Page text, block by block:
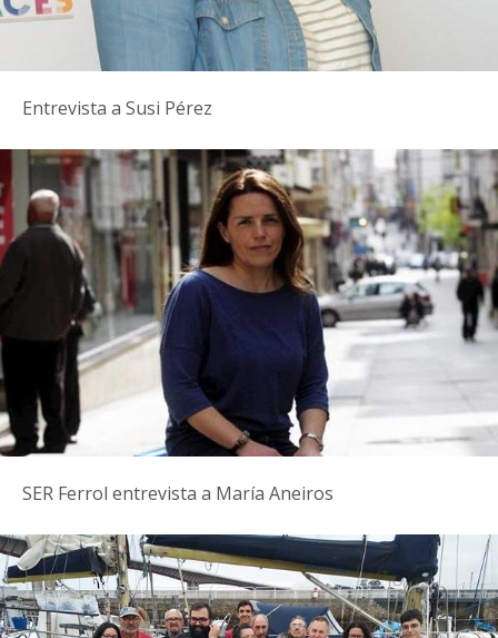
Entrevista a Susi Pérez
SER Ferrol entrevista a María Aneiros